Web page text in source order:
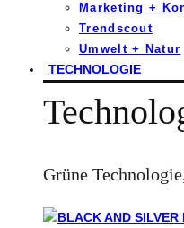
Marketing +
Trendscout
Umwelt + Natur
TECHNOLOGIE
Grüne